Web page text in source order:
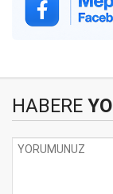
HABERE